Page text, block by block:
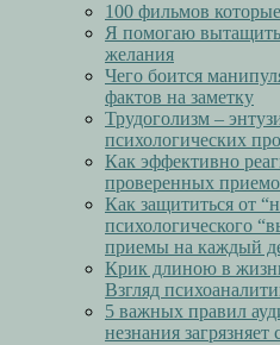
100 фильмов
Я помогаю
желания
Чего боится
фактов на заметку
Трудоголизм –
психологических
Как эффективно
проверенных
Как защититься от
психологического
приемы на каждый
Крик длиною в
Взгляд
5 важных правил
незнания загрязняет